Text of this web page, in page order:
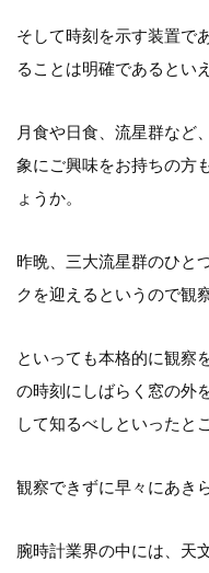
そして時刻を示す装置で
ることは明確であるとい
月食や日食、流星群など
象にご興味をお持ちの方
ょうか。
昨晩、三大流星群のひと
クを迎えるというので観
といっても本格的に観察
の時刻にしばらく窓の外
して知るべしといったと
観察できずに早々にあき
腕時計業界の中には、天